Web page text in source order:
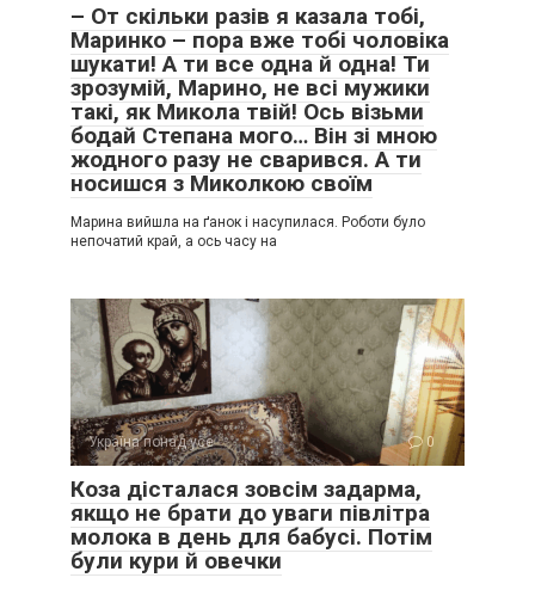
– От скільки разів я казала тобі,
Маринко – пора вже тобі чоловіка
шукати! А ти все одна й одна! Ти
зрозумій, Марино, не всі мужики
такі, як Микола твій! Ось візьми
бодай Степана мого… Він зі мною
жодного разу не сварився. А ти
носишся з Миколкою своїм
Марина вийшла на ґанок і насупилася. Роботи було
непочатий край, а ось часу на
Україна понад усе 0
Коза дісталася зовсім задарма,
якщо не брати до уваги півлітра
молока в день для бабусі. Потім
були кури й овечки